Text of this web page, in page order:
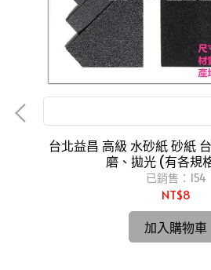
台北益昌 高級 水砂紙 砂紙
磨、拋光 (有各規
已銷售：154
NT$8
加入購物車